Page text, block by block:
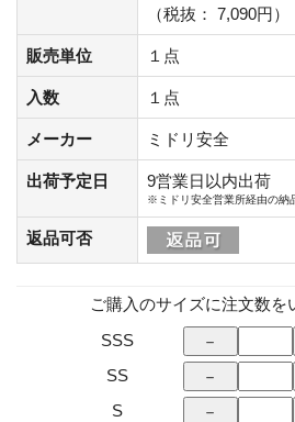
（税抜： 7,090円）
販売単位 １点
入数 １点
メーカー ミドリ安全
出荷予定日 9営業日以内出荷
※ミドリ安全営業所経由の納
返品可否
ご購入のサイズに注文数を
SSS
SS
S